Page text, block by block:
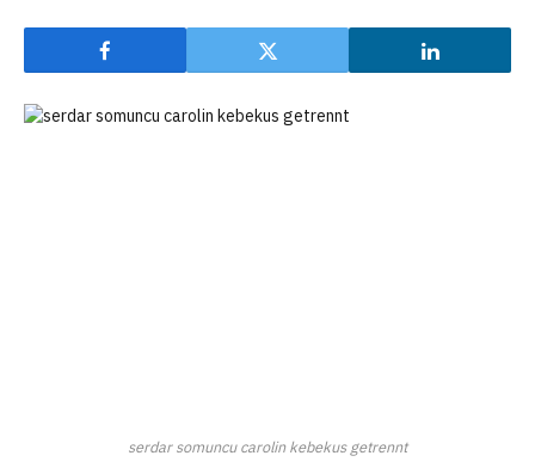
serdar somuncu carolin kebekus getrennt